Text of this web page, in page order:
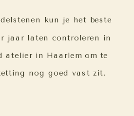
kun je het beste
jaar laten controleren in
atelier in Haarlem om te
nog goed vast zit.